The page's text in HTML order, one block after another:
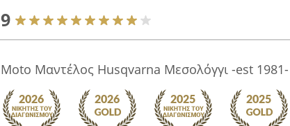
9
Moto Μαντέλος Husqvarna Μεσολόγγι -est 1981-